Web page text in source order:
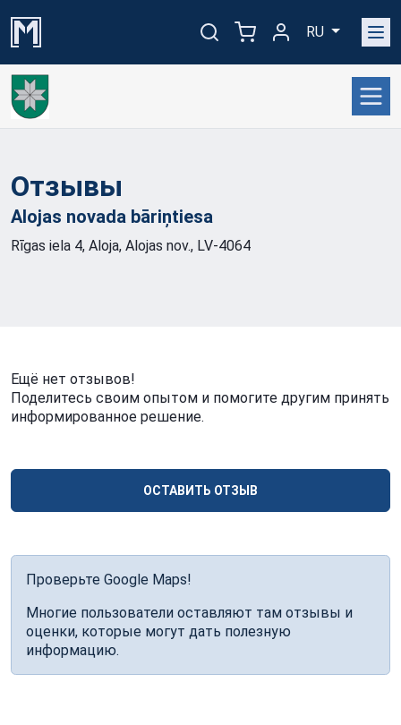
RU
Отзывы
Alojas novada bāriņtiesa
Rīgas iela 4, Aloja, Alojas nov., LV-4064
Ещё нет отзывов!
Поделитесь своим опытом и помогите другим принять
информированное решение.
ОСТАВИТЬ ОТЗЫВ
Проверьте Google Maps!
Многие пользователи оставляют там отзывы и
оценки, которые могут дать полезную
информацию.